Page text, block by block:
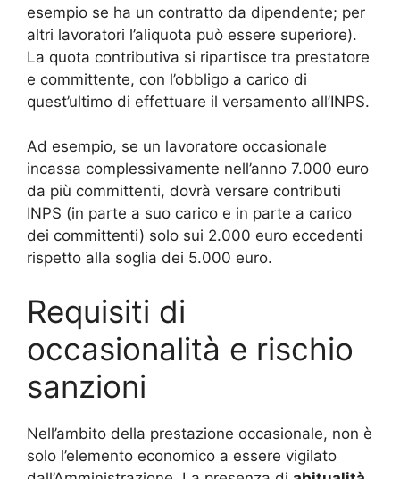
esempio se ha un contratto da dipendente; per
altri lavoratori l’aliquota può essere superiore).
La quota contributiva si ripartisce tra prestatore
e committente, con l’obbligo a carico di
quest’ultimo di effettuare il versamento all’INPS.
Ad esempio, se un lavoratore occasionale
incassa complessivamente nell’anno 7.000 euro
da più committenti, dovrà versare contributi
INPS (in parte a suo carico e in parte a carico
dei committenti) solo sui 2.000 euro eccedenti
rispetto alla soglia dei 5.000 euro.
Requisiti di
occasionalità e rischio
sanzioni
Nell’ambito della prestazione occasionale, non è
solo l’elemento economico a essere vigilato